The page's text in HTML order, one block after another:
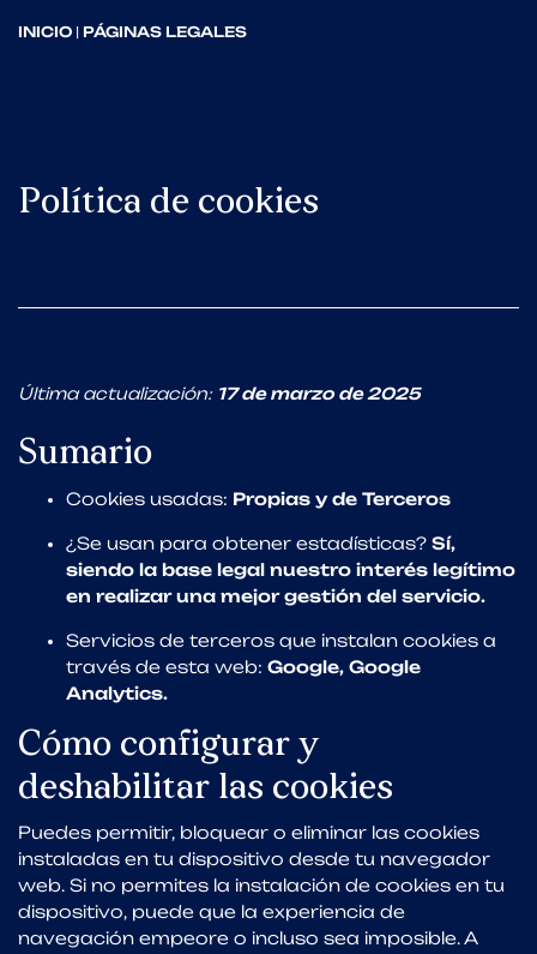
INICIO | PÁGINAS LEGALES
Política de cookies
Última actualización: 17 de marzo de 2025
Sumario
Cookies usadas: Propias y de Terceros
¿Se usan para obtener estadísticas? Sí,
siendo la base legal nuestro interés legítimo
en realizar una mejor gestión del servicio.
Servicios de terceros que instalan cookies a
través de esta web: Google, Google
Analytics.
Cómo configurar y
deshabilitar las cookies
Puedes permitir, bloquear o eliminar las cookies
instaladas en tu dispositivo desde tu navegador
web. Si no permites la instalación de cookies en tu
dispositivo, puede que la experiencia de
navegación empeore o incluso sea imposible. A